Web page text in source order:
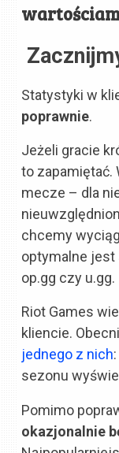
Statystyki w
poprawnie.
Jeżeli gracie
to zapamiętać.
mecze – dla
chcemy
optymalne
op.gg czy u.gg.
Riot Games
kliencie.
jednego z nich
sezonu
Pomimo
okazjonalnie